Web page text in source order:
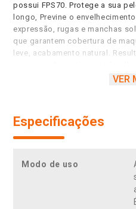
possui FPS70. Protege a sua
longo, Previne o
expressão, rugas e manchas
que garantem cobertura de
leve, acabamento natural.
uso de Solar Expertise revelou
VER
Especificações
Modo de uso